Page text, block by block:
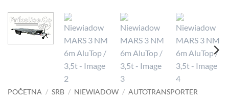
POČETNA / SRB / NIEWIADOW / AUTOTRANSPORTER